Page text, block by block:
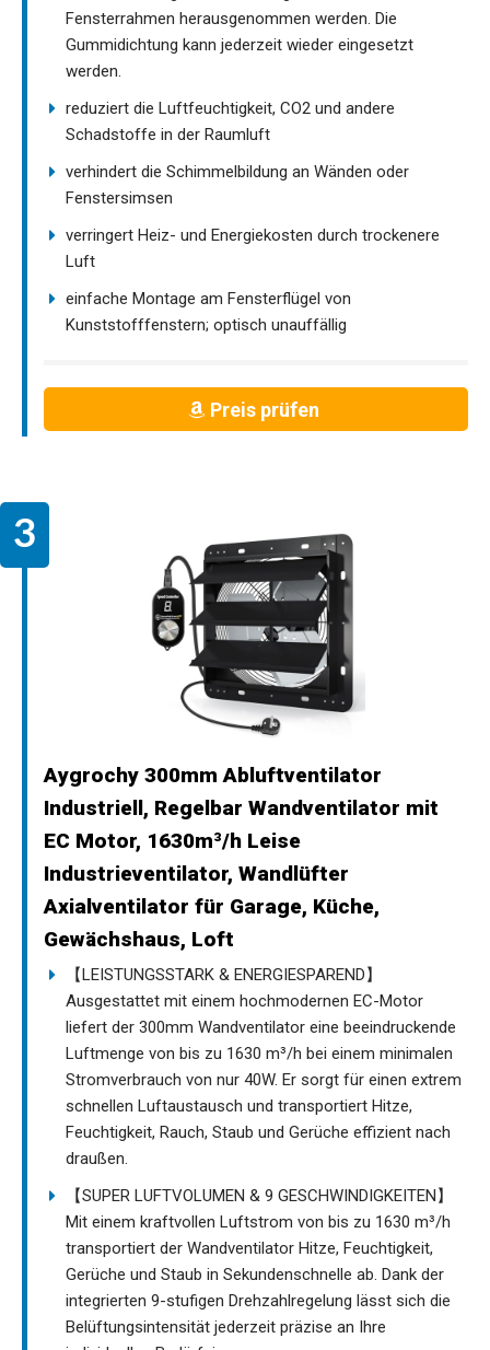
Fensterrahmen herausgenommen werden. Die
Gummidichtung kann jederzeit wieder eingesetzt
werden.
reduziert die Luftfeuchtigkeit, CO2 und andere
Schadstoffe in der Raumluft
verhindert die Schimmelbildung an Wänden oder
Fenstersimsen
verringert Heiz- und Energiekosten durch trockenere
Luft
einfache Montage am Fensterflügel von
Kunststofffenstern; optisch unauffällig
Preis prüfen
Aygrochy 300mm Abluftventilator
Industriell, Regelbar Wandventilator mit
EC Motor, 1630m³/h Leise
Industrieventilator, Wandlüfter
Axialventilator für Garage, Küche,
Gewächshaus, Loft
【LEISTUNGSSTARK & ENERGIESPAREND】
Ausgestattet mit einem hochmodernen EC-Motor
liefert der 300mm Wandventilator eine beeindruckende
Luftmenge von bis zu 1630 m³/h bei einem minimalen
Stromverbrauch von nur 40W. Er sorgt für einen extrem
schnellen Luftaustausch und transportiert Hitze,
Feuchtigkeit, Rauch, Staub und Gerüche effizient nach
draußen.
【SUPER LUFTVOLUMEN & 9 GESCHWINDIGKEITEN】
Mit einem kraftvollen Luftstrom von bis zu 1630 m³/h
transportiert der Wandventilator Hitze, Feuchtigkeit,
Gerüche und Staub in Sekundenschnelle ab. Dank der
integrierten 9-stufigen Drehzahlregelung lässt sich die
Belüftungsintensität jederzeit präzise an Ihre